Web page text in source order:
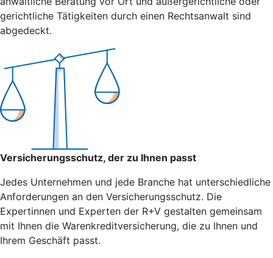
gerichtliche Tätigkeiten durch einen Rechtsanwalt sind
abgedeckt.
Versicherungsschutz, der zu Ihnen passt
Jedes Unternehmen und jede Branche hat unterschiedliche
Anforderungen an den Versicherungsschutz. Die
Expertinnen und Experten der R+V gestalten gemeinsam
mit Ihnen die Warenkreditversicherung, die zu Ihnen und
Ihrem Geschäft passt.